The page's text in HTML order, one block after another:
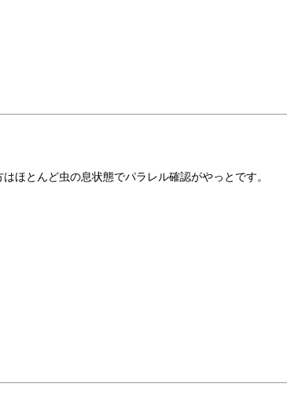
とんど虫の息状態でパラレル確認がやっとです。